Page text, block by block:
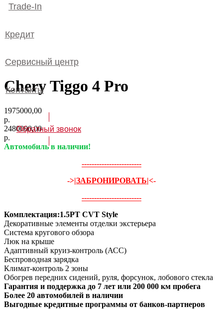
Trade-In
Кредит
Сервисный центр
Контакты
Обратный звонок
Chery Tiggo 4 Pro
1975000,00
р.
2480000,00
р.
Автомобиль в наличии!
------------------------
->|ЗАБРОНИРОВАТЬ|<-
------------------------
Комплектация:1.5PT CVT Style
Декоративные элементы отделки экстерьера
Система кругового обзора
Люк на крыше
Адаптивный круиз-контроль (АСС)
Беспроводная зарядка
Климат-контроль 2 зоны
Обогрев передних сидений, руля, форсунок, лобового стекла
Гарантия и поддержка до 7 лет или 200 000 км пробега
Более 20 автомобилей в наличии
Выгодные кредитные программы от банков-партнеров